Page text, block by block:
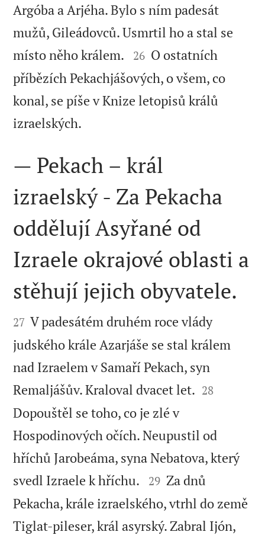
Argóba a Arjéha. Bylo s ním padesát
mužů, Gileádovců. Usmrtil ho a stal se
místo něho králem. 

26 O ostatních
příbězích Pekachjášových, o všem, co
konal, se píše v Knize letopisů králů
izraelských.

— Pekach – král
izraelský - Za Pekacha
oddělují Asyřané od
Izraele okrajové oblasti a
stěhují jejich obyvatele.

27 V padesátém druhém roce vlády
judského krále Azarjáše se stal králem
nad Izraelem v Samaří Pekach, syn
Remaljášův. Kraloval dvacet let. 

28
Dopouštěl se toho, co je zlé v
Hospodinových očích. Neupustil od
hříchů Jarobeáma, syna Nebatova, který
svedl Izraele k hříchu. 

29 Za dnů
Pekacha, krále izraelského, vtrhl do země
Tiglat-pileser, král asyrský. Zabral Ijón,